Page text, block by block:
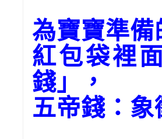
為寶寶準備
紅包袋裡
錢」，
五帝錢：